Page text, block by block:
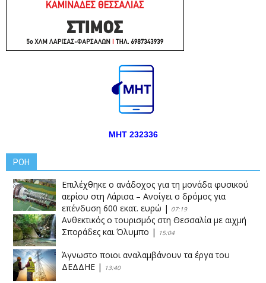
ΜΗΤ 232336
ΡΟΗ
Επιλέχθηκε ο ανάδοχος για τη μονάδα φυσικού
αερίου στη Λάρισα – Ανοίγει ο δρόμος για
επένδυση 600 εκατ. ευρώ | 07:19
Ανθεκτικός ο τουρισμός στη Θεσσαλία με αιχμή
Σποράδες και Όλυμπο | 15:04
Άγνωστο ποιοι αναλαμβάνουν τα έργα του
ΔΕΔΔΗΕ | 13:40